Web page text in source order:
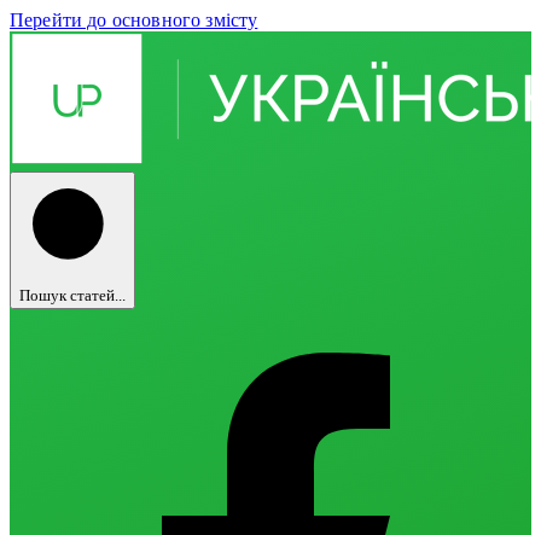
Перейти до основного змісту
Пошук статей...